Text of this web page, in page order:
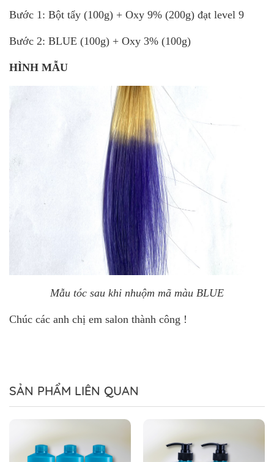
Bước 1: Bột tẩy (100g) + Oxy 9% (200g) đạt level 9
Bước 2: BLUE (100g) + Oxy 3% (100g)
HÌNH MẪU
Mẫu tóc sau khi nhuộm mã màu BLUE
Chúc các anh chị em salon thành công !
SẢN PHẨM LIÊN QUAN